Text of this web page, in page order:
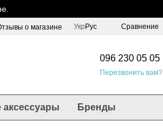
о магазине Укр Рус Сравнение
096 230 05 05
Перезвонить вам?
Бренды